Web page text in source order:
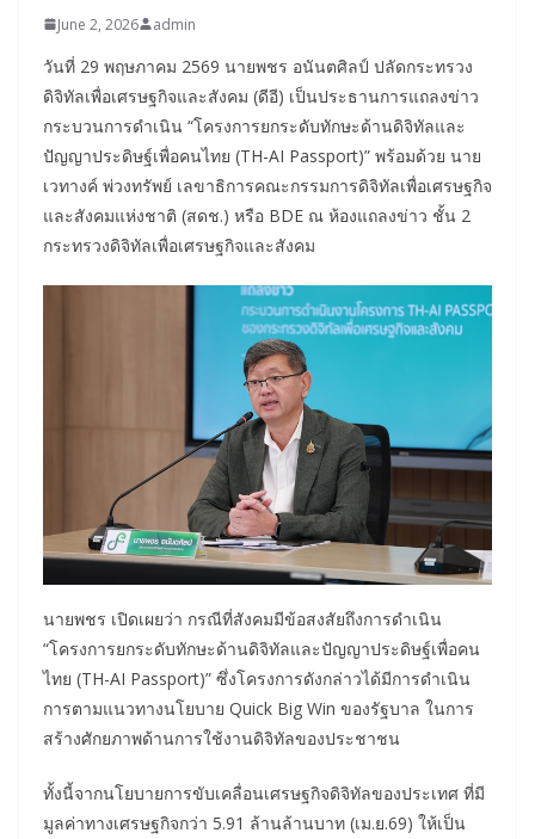
June 2, 2026 admin
วันที่ 29 พฤษภาคม 2569 นายพชร อนันตศิลป์ ปลัดกระทรวง
ดิจิทัลเพื่อเศรษฐกิจและสังคม (ดีอี) เป็นประธานการแถลงข่าว
กระบวนการดำเนิน “โครงการยกระดับทักษะด้านดิจิทัลและ
ปัญญาประดิษฐ์เพื่อคนไทย (TH-AI Passport)” พร้อมด้วย นาย
เวทางค์ พ่วงทรัพย์ เลขาธิการคณะกรรมการดิจิทัลเพื่อเศรษฐกิจ
และสังคมแห่งชาติ (สดช.) หรือ BDE ณ ห้องแถลงข่าว ชั้น 2
กระทรวงดิจิทัลเพื่อเศรษฐกิจและสังคม
นายพชร เปิดเผยว่า กรณีที่สังคมมีข้อสงสัยถึงการดำเนิน
“โครงการยกระดับทักษะด้านดิจิทัลและปัญญาประดิษฐ์เพื่อคน
ไทย (TH-AI Passport)” ซึ่งโครงการดังกล่าวได้มีการดำเนิน
การตามแนวทางนโยบาย Quick Big Win ของรัฐบาล ในการ
สร้างศักยภาพด้านการใช้งานดิจิทัลของประชาชน
ทั้งนี้จากนโยบายการขับเคลื่อนเศรษฐกิจดิจิทัลของประเทศ ที่มี
มูลค่าทางเศรษฐกิจกว่า 5.91 ล้านล้านบาท (เม.ย.69) ให้เป็น